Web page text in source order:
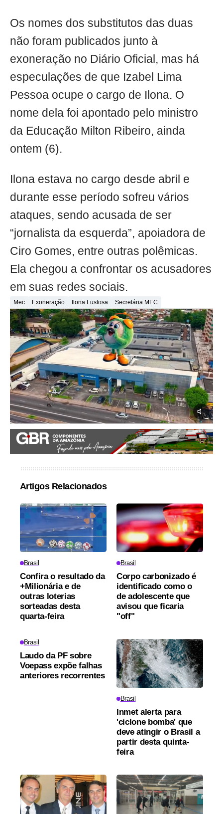
Os nomes dos substitutos das duas
não foram publicados junto à
exoneração no Diário Oficial, mas há
especulações de que Izabel Lima
Pessoa ocupe o cargo de Ilona. O
nome dela foi apontado pelo ministro
da Educação Milton Ribeiro, ainda
ontem (6).
Ilona estava no cargo desde abril e
durante esse período sofreu vários
ataques, sendo acusada de ser
“jornalista da esquerda”, apoiadora de
Ciro Gomes, entre outras polêmicas.
Ela chegou a confrontar os acusadores
em suas redes sociais.
Mec Exoneração Ilona Lustosa Secretária MEC
Artigos Relacionados
Brasil
Confira o resultado da
+Milionária e de
outras loterias
sorteadas desta
quarta-feira
Brasil
Corpo carbonizado é
identificado como o
de adolescente que
avisou que ficaria
"off"
Brasil
Laudo da PF sobre
Voepass expõe falhas
anteriores recorrentes
Brasil
Inmet alerta para
'ciclone bomba' que
deve atingir o Brasil a
partir desta quinta-
feira